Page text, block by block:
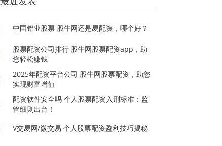
中国铝业股票 股牛网还是易配资，哪个好？
股票配资公司排行 股牛网股票配资app，助
您轻松赚钱
2025年配资平台公司 股牛网股票配资，助您
实现财富增值
配资软件安全吗 个人股票配资入刑标准：监
管细则出台！
V交易网/微交易 个人股票配资盈利技巧揭秘